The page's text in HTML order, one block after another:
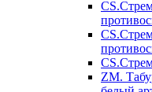
ZM.